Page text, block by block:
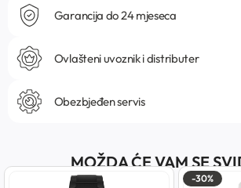
Garancija do 24 mjeseca
Ovlašteni uvoznik i distributer
Obezbjeđen servis
MOŽDA ĆE VAM SE
-30%